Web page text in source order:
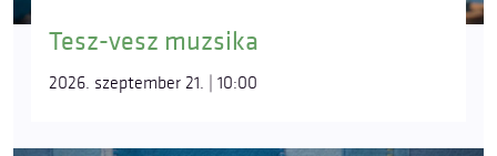
Tesz-vesz muzsika
2026. szeptember 21. | 10:00